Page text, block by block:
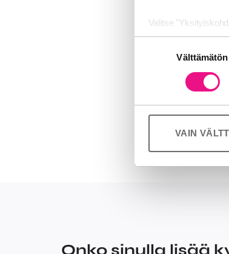
Valitse
Jaamme
palvelujaan (esim.
Välttämätön
VAIN
Onko sinulla lisää